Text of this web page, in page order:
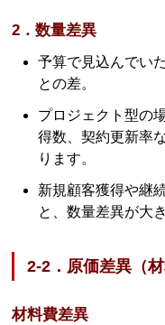
2．数量差異
予算で見込んでい
との差。
プロジェクト型の
得数、契約更新率
ります。
新規顧客獲得や継
と、数量差異が大
2-2．原価差異（
材料費差異